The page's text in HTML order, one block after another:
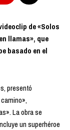
de «Solos
llamas», que
basado en el
presentó
La obra se
un superhéroe